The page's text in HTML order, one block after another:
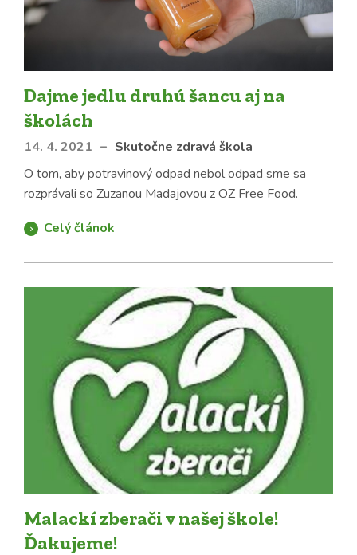
Dajme jedlu druhú šancu aj na
školách
14. 4. 2021 – Skutočne zdravá škola
O tom, aby potravinový odpad nebol odpad sme sa
rozprávali so Zuzanou Madajovou z OZ Free Food.
Celý článok
Malackí zberači v našej škole!
Ďakujeme!